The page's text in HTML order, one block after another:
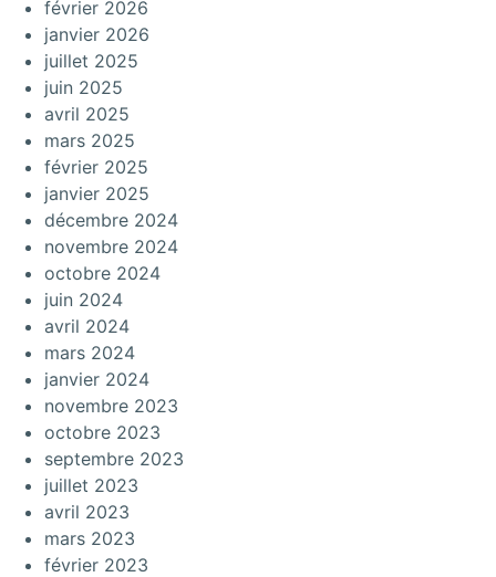
février 2026
janvier 2026
juillet 2025
juin 2025
avril 2025
mars 2025
février 2025
janvier 2025
décembre 2024
novembre 2024
octobre 2024
juin 2024
avril 2024
mars 2024
janvier 2024
novembre 2023
octobre 2023
septembre 2023
juillet 2023
avril 2023
mars 2023
février 2023